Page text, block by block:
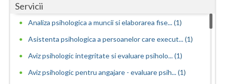
Olt
Prahova
Servicii
Analiza psihologica a muncii si elaborarea fise... (1)
Asistenta psihologica a persoanelor care execut... (1)
Aviz psihologic integritate si evaluare psiholo... (1)
Aviz psihologic pentru angajare - evaluare psih... (1)